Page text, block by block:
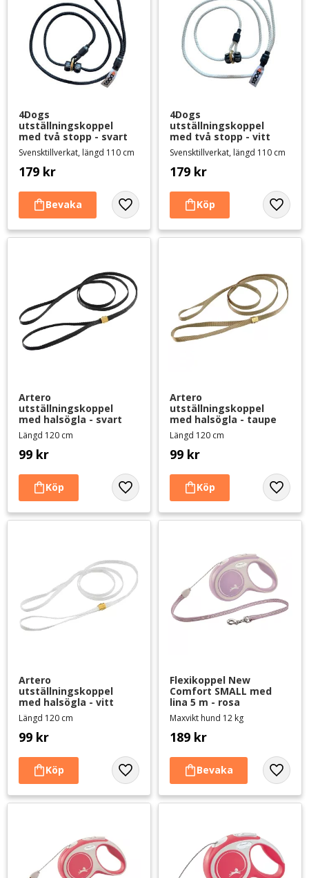
4Dogs
utställningskoppel
med två stopp - svart
Svensktillverkat, längd 110 cm
179 kr
Lägg till i favoriter
4Dogs
utställningskoppel
med två stopp - vitt
Svensktillverkat, längd 110 cm
179 kr
Lägg
Artero
utställningskoppel
med halsögla - svart
Längd 120 cm
99 kr
Lägg till i favoriter
Artero
utställningskoppel
med halsögla - taupe
Längd 120 cm
99 kr
Lägg
Artero
utställningskoppel
med halsögla - vitt
Längd 120 cm
99 kr
Lägg till i favoriter
Flexikoppel New
Comfort SMALL med
lina 5 m - rosa
Maxvikt hund 12 kg
189 kr
Lägg